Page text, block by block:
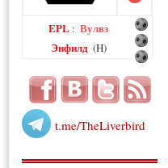
EPL : Вулвз
Энфилд (H)
t.me/TheLiverbird